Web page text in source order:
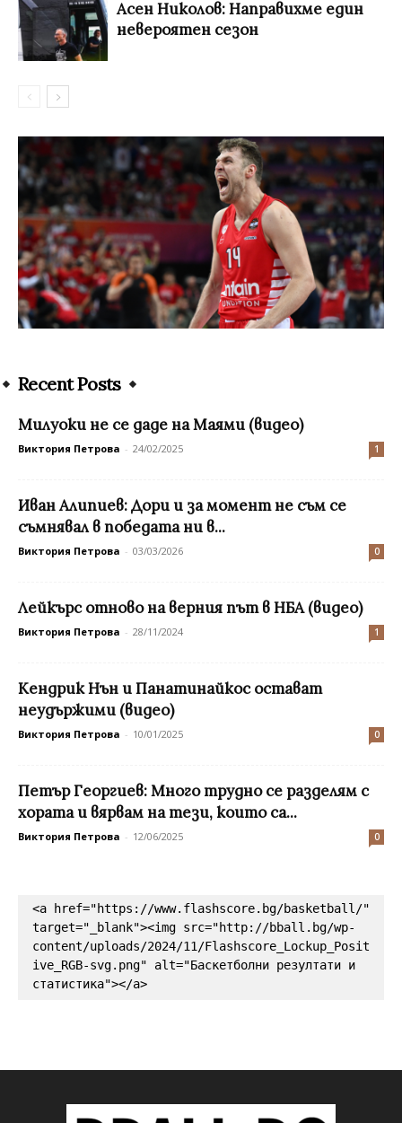
Асен Николов: Направихме един
невероятен сезон
Recent Posts
Mилуоки не се даде на Маями (видео)
Виктория Петрова - 24/02/2025 1
Иван Алипиев: Дори и за момент не съм се
съмнявал в победата ни в...
Виктория Петрова - 03/03/2026 0
Лейкърс отново на верния път в НБА (видео)
Виктория Петрова - 28/11/2024 1
Кендрик Нън и Панатинайкос остават
неудържими (видео)
Виктория Петрова - 10/01/2025 0
Петър Георгиев: Много трудно се разделям с
хората и вярвам на тези, които са...
Виктория Петрова - 12/06/2025 0
<a href="https://www.flashscore.bg/basketball/"
target="_blank"><img src="http://bball.bg/wp-
content/uploads/2024/11/Flashscore_Lockup_Posit
ive_RGB-svg.png" alt="Баскетболни резултати и
статистика"></a>